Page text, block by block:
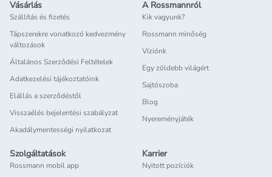
Vásárlás
Szállítás és fizetés
Tápszerekre vonatkozó kedvezmény
változások
Általános Szerződési Feltételek
Adatkezelési tájékoztatóink
Elállás a szerződéstől
Visszaélés bejelentési szabályzat
Akadálymentességi nyilatkozat
A Rossmannról
Kik vagyunk?
Rossmann minőség
Víziónk
Egy zöldebb világért
Sajtószoba
Blog
Nyereményjáték
Szolgáltatások
Rossmann mobil app
Karrier
Nyitott pozíciók